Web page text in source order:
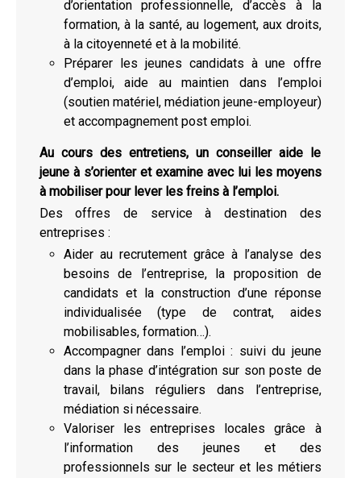
d’orientation professionnelle, d’accès à la
formation, à la santé, au logement, aux droits,
à la citoyenneté et à la mobilité.
Préparer les jeunes candidats à une offre
d’emploi, aide au maintien dans l’emploi
(soutien matériel, médiation jeune-employeur)
et accompagnement post emploi.
Au cours des entretiens, un conseiller aide le
jeune à s’orienter et examine avec lui les moyens
à mobiliser pour lever les freins à l’emploi.
Des offres de service à destination des
entreprises :
Aider au recrutement grâce à l’analyse des
besoins de l’entreprise, la proposition de
candidats et la construction d’une réponse
individualisée (type de contrat, aides
mobilisables, formation…).
Accompagner dans l’emploi : suivi du jeune
dans la phase d’intégration sur son poste de
travail, bilans réguliers dans l’entreprise,
médiation si nécessaire.
Valoriser les entreprises locales grâce à
l’information des jeunes et des
professionnels sur le secteur et les métiers